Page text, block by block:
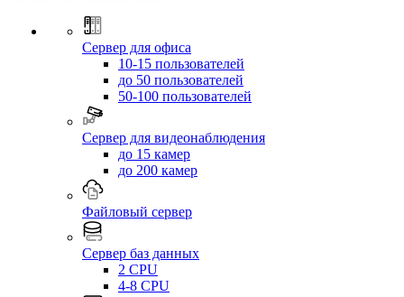
Сервер для офиса
10-15 пользователей
до 50 пользователей
50-100 пользователей
Сервер для видеонаблюдения
до 15 камер
до 200 камер
Файловый сервер
Сервер баз данных
2 CPU
4-8 CPU